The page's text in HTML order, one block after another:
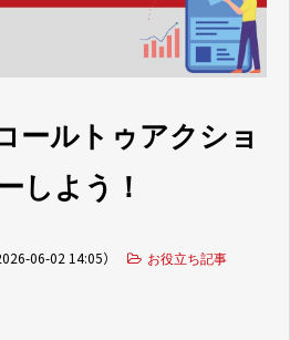
ールトゥアクショ
しよう！
06-02 14:05） お役立ち記事